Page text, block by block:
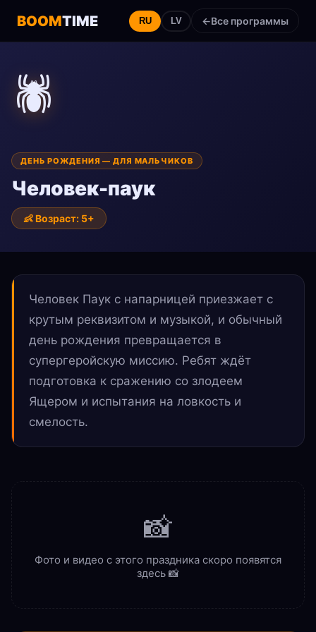
BOOMTIME RU LV ←Все программы
🕷️
ДЕНЬ РОЖДЕНИЯ — ДЛЯ МАЛЬЧИКОВ
Человек-паук
👶 Возраст: 5+
Человек Паук с напарницей приезжает с
крутым реквизитом и музыкой, и обычный
день рождения превращается в
супергеройскую миссию. Ребят ждёт
подготовка к сражению со злодеем
Ящером и испытания на ловкость и
смелость.
📸
Фото и видео с этого праздника скоро появятся
здесь 📸